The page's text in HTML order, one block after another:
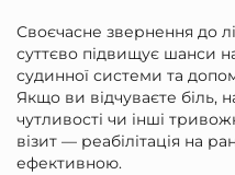
Своєчасне звернення до
суттєво підвищує шанси
судинної системи та
Якщо ви відчуваєте біль,
чутливості чи інші
візит — реабілітація на
ефективною.